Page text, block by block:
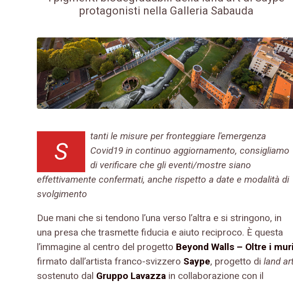
protagonisti nella Galleria Sabauda
S
tanti le misure per fronteggiare l'emergenza
Covid19 in continuo aggiornamento, consigliamo
di verificare che gli eventi/mostre siano
effettivamente confermati, anche rispetto a date e modalità di
svolgimento
Due mani che si tendono l’una verso l’altra e si stringono, in
una presa che trasmette fiducia e aiuto reciproco. È questa
l’immagine al centro del progetto Beyond Walls – Oltre i
firmato dall’artista franco-svizzero Saype, progetto di land
sostenuto dal Gruppo Lavazza in collaborazione con il